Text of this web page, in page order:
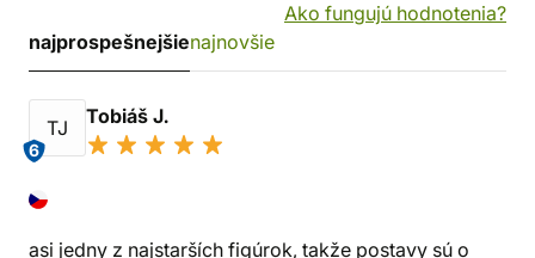
Ako fungujú hodnotenia?
najprospešnejšienajnovšie
TJ
6
Tobiáš J.
asi jedny z najstarších figúrok, takže postavy sú o